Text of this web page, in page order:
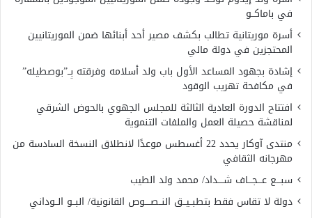
في باماكــو
أسرة موريتانية تطالب بكشف مصير أحد أبنائها ضمن الموريتانيين
المحتجزين في دولة مالي
إشادة بجهود المساعد الأول باب ولد أسلامه وفرقته بِــ”بوصطيله”
في مكافحة تهريب الوقود
افتتاح الدورة العادية الثالثة للمجلس الجهوي بالحوض الشرقي
لمناقشة حصيلة العمل والملفات التنموية
منتدى آوكار يحدد 22 أغسطس موعدًا لانطلاق النسخة السادسة من
مهرجانه الثقافي
سبـــع عـــجـــاف شــــداد/ محمد ولد الطيب
دولة لا تقاس فقط بتطبــيــق النــصــــوص القانونية/ البــو الــوداني